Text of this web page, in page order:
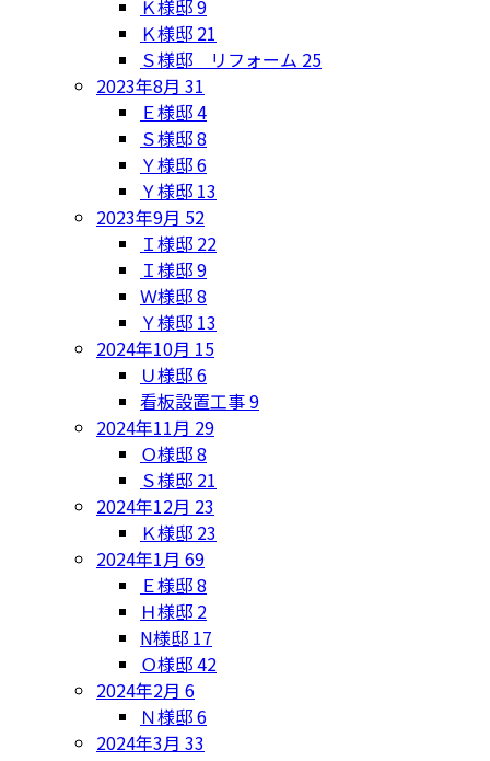
Ｋ様邸9
Ｋ様邸 21
Ｓ様邸 リフォーム 25
2023年8月 31
Ｅ様邸4
Ｓ様邸8
Ｙ様邸6
Ｙ様邸 13
2023年9月 52
Ｉ様邸 22
Ｉ様邸9
Ｗ様邸8
Ｙ様邸 13
2024年10月 15
Ｕ様邸6
看板設置工事9
2024年11月 29
Ｏ様邸8
Ｓ様邸 21
2024年12月 23
Ｋ様邸 23
2024年1月 69
Ｅ様邸8
Ｈ様邸 2
N様邸 17
Ｏ様邸42
2024年2月 6
Ｎ様邸6
2024年3月 33